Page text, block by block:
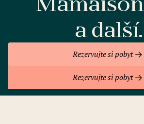
a další.
Rezervujte si pobyt
Rezervujte si pobyt